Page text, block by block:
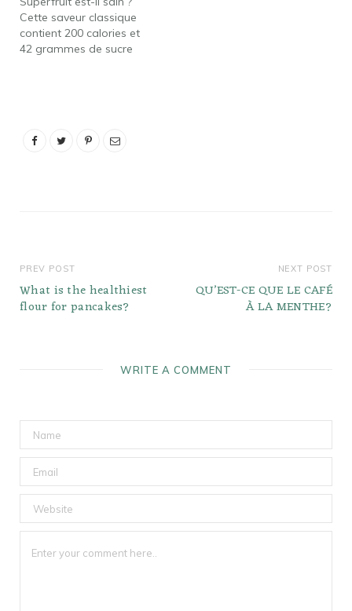
blanc et…
Cette saveur classique
contient 200 calories et
42 grammes de sucre
aux allégations santé
PREV POST
What is the healthiest
flour for pancakes?
NEXT POST
QU’EST-CE QUE LE CAFÉ
À LA MENTHE?
WRITE A COMMENT